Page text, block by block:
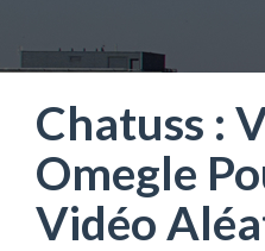
Chatuss :
Omegle
Vidéo